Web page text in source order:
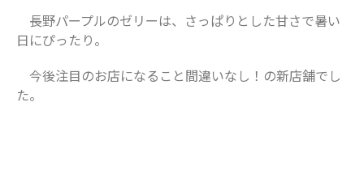
長野パープルのゼリーは、さっぱりとした甘さで暑い
日にぴったり。
今後注目のお店になること間違いなし！の新店舗でし
た。